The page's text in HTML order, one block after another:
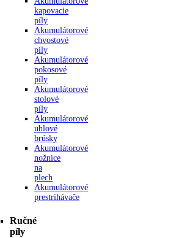
kapovacie
píly
Akumulátorové
chvostové
píly
Akumulátorové
pokosové
píly
Akumulátorové
stolové
píly
Akumulátorové
uhlové
brúsky
Akumulátorové
nožnice
na
plech
Akumulátorové
prestrihávače
Ručné
píly